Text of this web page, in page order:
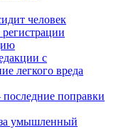
человек
с
легкого вреда
поправки
за умышленный